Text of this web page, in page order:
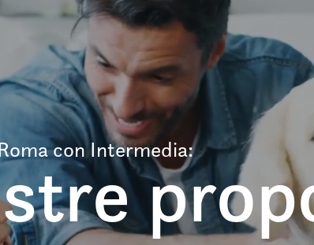
con Intermedia: